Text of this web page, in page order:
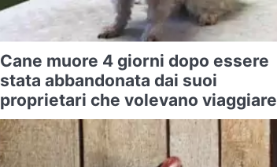
Cane muore 4 giorni dopo essere
stata abbandonata dai suoi
proprietari che volevano viaggiare